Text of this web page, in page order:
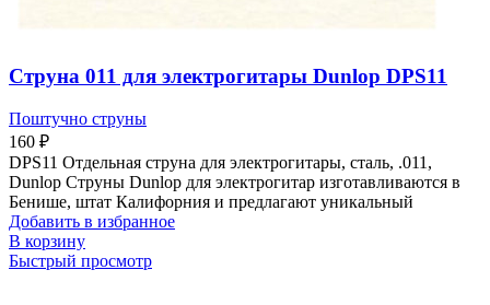
Струна 011 для электрогитары Dunlop DPS11
Поштучно струны
160 ₽
DPS11 Отдельная струна для электрогитары, сталь, .011,
Dunlop Струны Dunlop для электрогитар изготавливаются в
Бенише, штат Калифорния и предлагают уникальный
Добавить в избранное
В корзину
Быстрый просмотр